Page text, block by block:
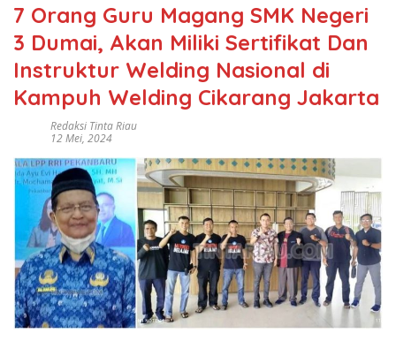
7 Orang Guru Magang SMK Negeri
3 Dumai, Akan Miliki Sertifikat Dan
Instruktur Welding Nasional di
Kampuh Welding Cikarang Jakarta
Redaksi Tinta Riau
12 Mei, 2024